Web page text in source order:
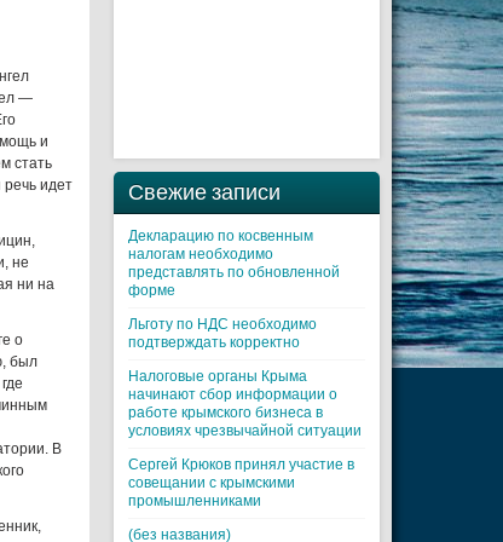
—
и
стать
идет
не
ни на
о
был
В
Свежие записи
Декларацию по косвенным
налогам необходимо
представлять по обновленной
форме
Льготу по НДС необходимо
подтверждать корректно
Налоговые органы Крыма
начинают сбор информации о
работе крымского бизнеса в
условиях чрезвычайной ситуации
Cергей Крюков принял участие в
совещании с крымскими
промышленниками
(без названия)